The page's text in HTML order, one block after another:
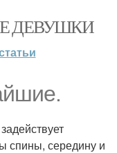
ДЕВУШКИ
середину и